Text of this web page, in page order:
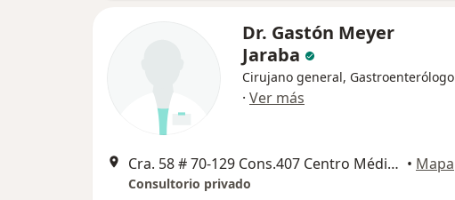
Dr. Gastón Meyer
Jaraba
Cirujano general, Gastroenterólogo
· Ver más
Cra. 58 # 70-129 Cons.407 Centro MédicoChicago, Barranquilla • Mapa
Consultorio privado